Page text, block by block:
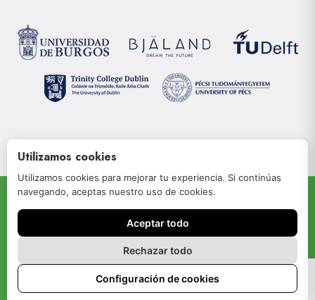
Aviso legal
Política de privacidad
Política de cookies
Utilizamos cookies
Utilizamos cookies para mejorar tu experiencia. Si continúas
navegando, aceptas nuestro uso de cookies.
Aceptar todo
Rechazar todo
Configuración de cookies